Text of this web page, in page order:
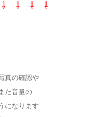
⇩ ⇩ ⇩
真の確認や
た音量の
になります